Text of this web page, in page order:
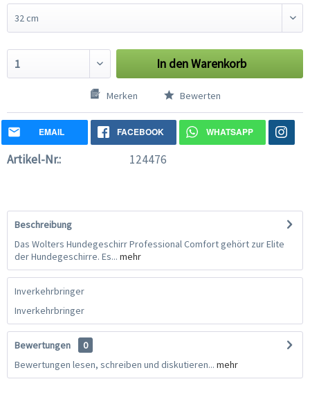
In denWarenkorb
Merken Bewerten
EMAIL FACEBOOK WHATSAPP
Artikel-Nr.: 124476
Beschreibung
Das Wolters Hundegeschirr Professional Comfort gehört zur Elite
der Hundegeschirre. Es... mehr
Inverkehrbringer
Inverkehrbringer
Bewertungen
0
Bewertungen lesen, schreiben und diskutieren... mehr